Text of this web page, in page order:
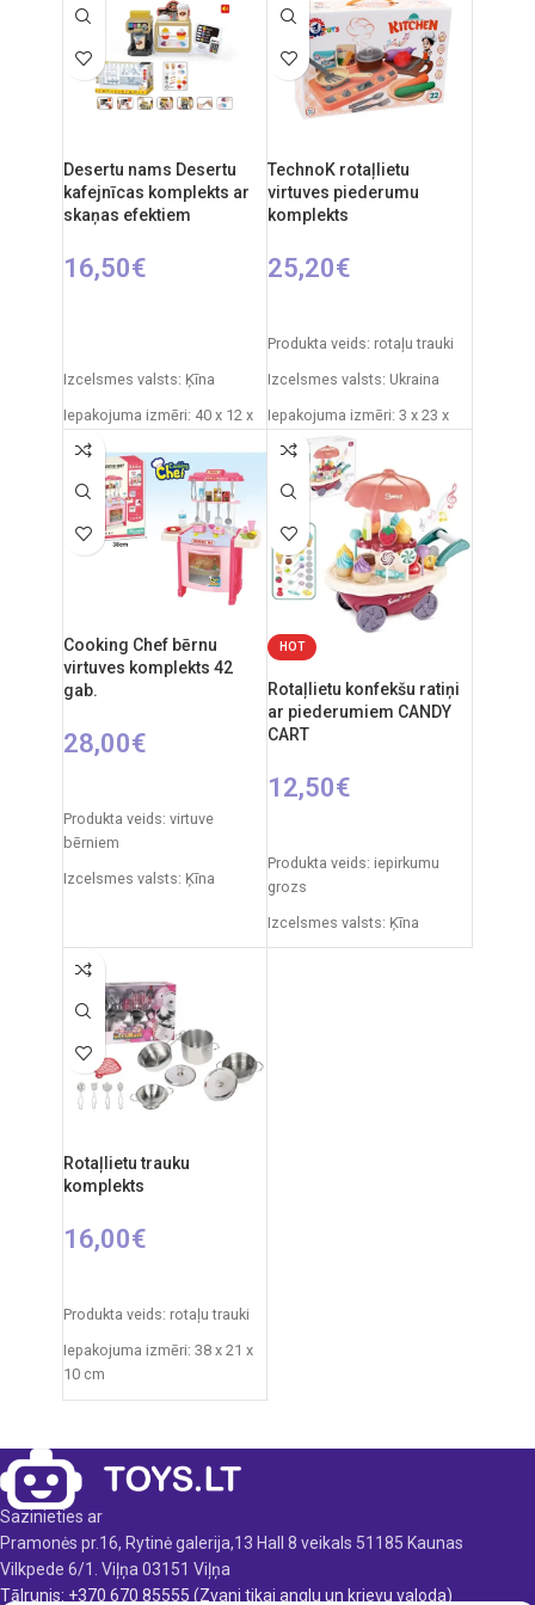
Ieteicamais vecums: no 3
gadiem.
Desertu nams Desertu
kafejnīcas komplekts ar
skaņas efektiem
16,50€
Izcelsmes valsts: Ķīna
Iepakojuma izmēri: 40 x 12 x
Izstrādājuma materiāls:
plastmasa
Ieteicamais vecums: no 3
TechnoK rotaļlietu
virtuves piederumu
komplekts
25,20€
Produkta veids: rotaļu trauki
Izcelsmes valsts: Ukraina
Iepakojuma izmēri: 3 x 23 x
10 cm
Produkta materiāls:
plastmasa
Ieteicamais vecums: no 3
gadiem.
Cooking Chef bērnu
virtuves komplekts 42
gab.
28,00€
Produkta veids: virtuve
bērniem
Izcelsmes valsts: Ķīna
Produkta materiāls:
plastmasa
Ieteicamais vecums: no 3
gadiem
Elementi: 3 x AA (nav iekļauti)
HOT
Rotaļlietu konfekšu ratiņi
ar piederumiem CANDY
CART
12,50€
Produkta veids: iepirkumu
grozs
Izcelsmes valsts: Ķīna
Rotaļlietu trauku
komplekts
16,00€
Produkta veids: rotaļu trauki
Iepakojuma izmēri: 38 x 21 x
10 cm
Produkta materiāls:
plastmasa
Ieteicamais vecums: no 3
Sazinieties ar
Pramonės pr.16, Rytinė galerija,13 Hall 8 veikals 51185 Kaunas
Vilkpede 6/1. Viļņa 03151 Viļņa
Tālrunis: +370 670 85555 (Zvani tikai anglu un krievu valoda)